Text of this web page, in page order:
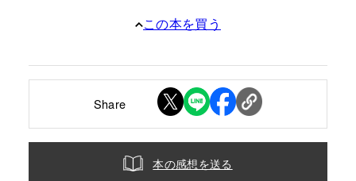
この本を買う
Share
本の感想を送る